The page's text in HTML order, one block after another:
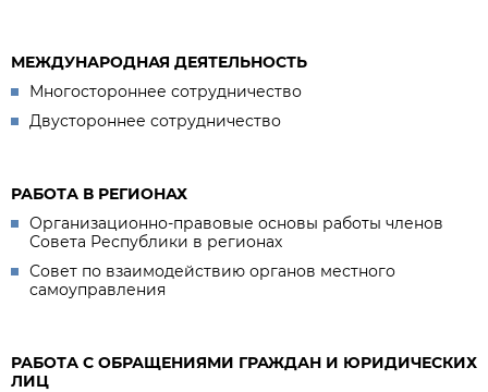
МЕЖДУНАРОДНАЯ ДЕЯТЕЛЬНОСТЬ
Многостороннее сотрудничество
Двустороннее сотрудничество
РАБОТА В РЕГИОНАХ
Организационно-правовые основы работы членов
Совета Республики в регионах
Совет по взаимодействию органов местного
самоуправления
РАБОТА С ОБРАЩЕНИЯМИ ГРАЖДАН И ЮРИДИЧЕСКИХ
ЛИЦ